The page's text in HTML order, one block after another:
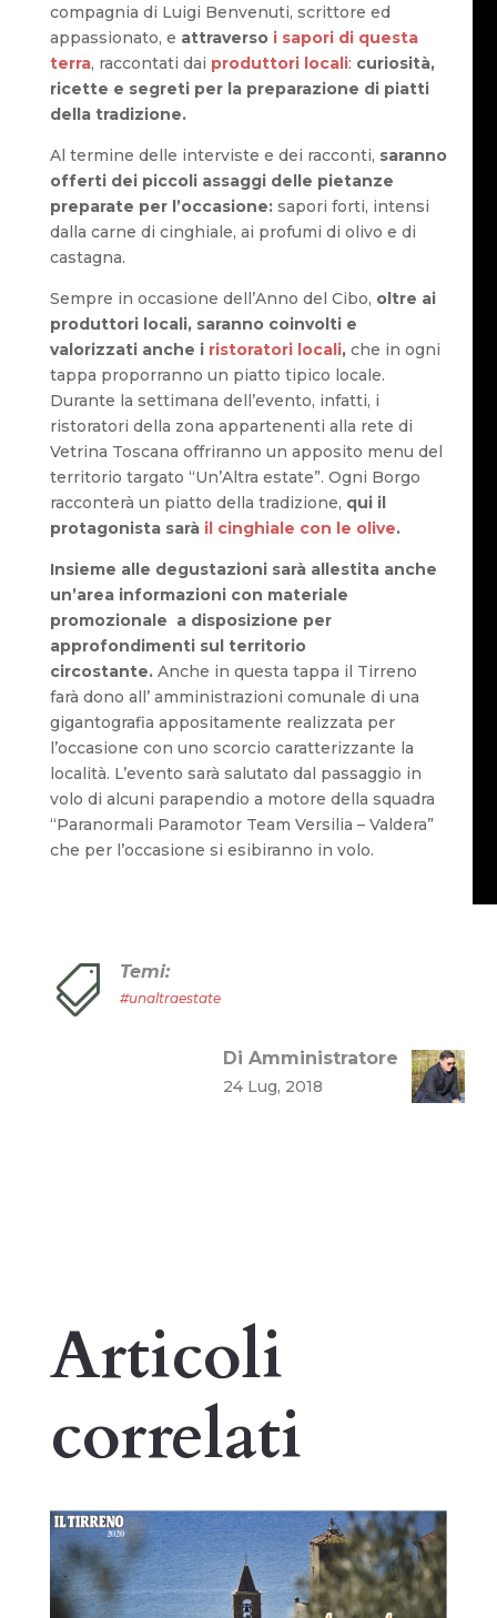
compagnia di Luigi Benvenuti, scrittore ed
appassionato, e attraversoi sapori di questa
terra, raccontati dai produttori locali: curiosità,
ricette e segreti per la preparazione di piatti
della tradizione.
Al termine delle interviste e dei racconti, saranno
offerti dei piccoli assaggi delle pietanze
preparate per l’occasione:sapori forti, intensi
dalla carne di cinghiale, ai profumi di olivo e di
castagna.
Sempre in occasione dell’Anno del Cibo, oltre ai
produttori locali, saranno coinvolti e
valorizzati anche i ristoratori locali,che in ogni
tappa proporranno un piatto tipico locale.
Durante la settimana dell’evento, infatti, i
ristoratori della zona appartenenti alla rete di
Vetrina Toscana offriranno un apposito menu del
territorio targato “Un’Altra estate”. Ogni Borgo
racconterà un piatto della tradizione, qui il
protagonista sarà il cinghiale con le olive.
Insieme alle degustazioni sarà allestita anche
un’area informazioni con materiale
promozionale a disposizione per
approfondimenti sul territorio
circostante. Anche in questa tappa il Tirreno
farà dono all’ amministrazioni comunale di una
gigantografia appositamente realizzata per
l’occasione con uno scorcio caratterizzante la
località. L’evento sarà salutato dal passaggio in
volo di alcuni parapendio a motore della squadra
“Paranormali Paramotor Team Versilia – Valdera”
che per l’occasione si esibiranno in volo.
 Temi:
#unaltraestate
Di Amministratore
24 Lug, 2018
Articoli
correlati